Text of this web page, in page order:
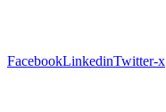
FacebookLinkedinTwitter-x